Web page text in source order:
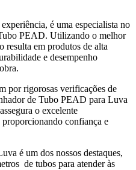
é uma especialista no
PEAD. Utilizando o melhor
resulta em produtos de alta
e desempenho
por rigorosas verificações de
de Tubo PEAD para Luva
o excelente
confiança e
é um dos nossos destaques,
de tubos para atender às